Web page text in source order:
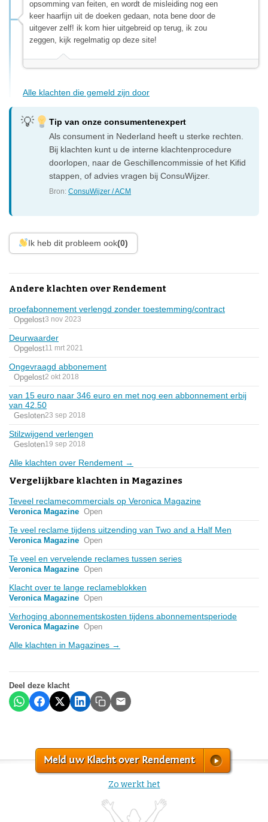
opsomming van feiten, en wordt de misleiding nog een
keer haarfijn uit de doeken gedaan, nota bene door de
uitgever zelf! ik kom hier uitgebreid op terug, ik zou
zeggen, kijk regelmatig op deze site!
Alle klachten die gemeld zijn door
Tip van onze consumentenexpert
Als consument in Nederland heeft u sterke rechten.
Bij klachten kunt u de interne klachtenprocedure
doorlopen, naar de Geschillencommissie of het Kifid
stappen, of advies vragen bij ConsuWijzer.
Bron:ConsuWijzer / ACM
Ik heb dit probleem ook(0)
Andere klachten over Rendement
proefabonnement verlengd zonder toestemming/contract
Opgelost3 nov 2023
Deurwaarder
Opgelost11 mrt 2021
Ongevraagd abbonement
Opgelost2 okt 2018
van 15 euro naar 346 euro en met nog een abbonnement erbij
van 42.50
Gesloten23 sep 2018
Stilzwijgend verlengen
Gesloten19 sep 2018
Alle klachten over Rendement →
Vergelijkbare klachten in Magazines
Teveel reclamecommercials op Veronica Magazine
Veronica Magazine Open
Te veel reclame tijdens uitzending van Two and a Half Men
Veronica Magazine Open
Te veel en vervelende reclames tussen series
Veronica Magazine Open
Klacht over te lange reclameblokken
Veronica Magazine Open
Verhoging abonnementskosten tijdens abonnementsperiode
Veronica Magazine Open
Alle klachten in Magazines →
Deel deze klacht
Meld uw Klacht over Rendement
Zo werkt het